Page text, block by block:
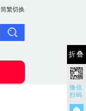
折叠
微信
扫码
简繁切换